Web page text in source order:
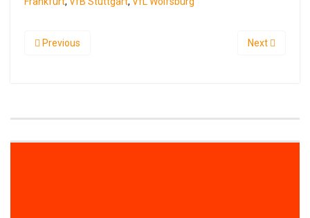
Previous Next